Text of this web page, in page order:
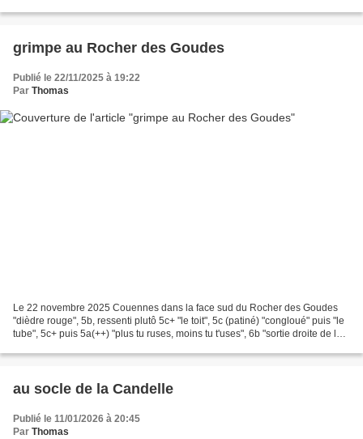
grimpe au Rocher des Goudes
Publié le 22/11/2025 à 19:22
Par Thomas
Le 22 novembre 2025 Couennes dans la face sud du Rocher des Goudes
"dièdre rouge", 5b, ressenti plutô 5c+ "le toit", 5c (patiné) "congloué" puis "le
tube", 5c+ puis 5a(++) "plus tu ruses, moins tu t'uses", 6b "sortie droite de la
au socle de la Candelle
Publié le 11/01/2026 à 20:45
Par Thomas